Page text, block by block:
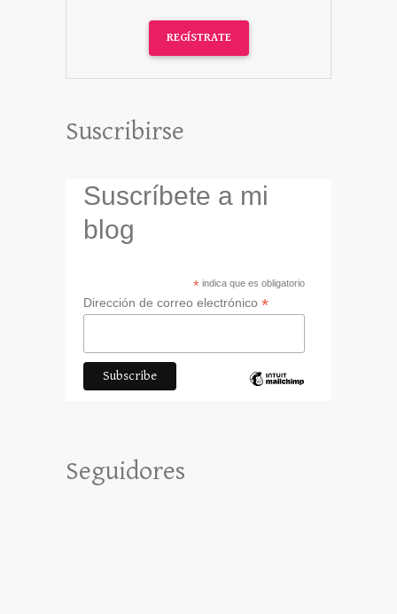
REGÍSTRATE
Suscribirse
Suscríbete a mi
blog
*indica que es obligatorio
Dirección de correo electrónico *
Seguidores